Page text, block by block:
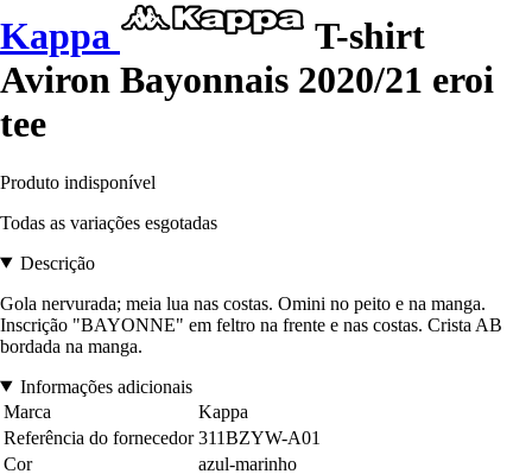
Kappa
T-shirt
Aviron Bayonnais 2020/21 eroi
tee
Produto indisponível
Todas as variações esgotadas
Descrição
Gola nervurada; meia lua nas costas. Omini no peito e na manga.
Inscrição "BAYONNE" em feltro na frente e nas costas. Crista AB
bordada na manga.
Informações adicionais
Marca
Kappa
Referência do fornecedor 311BZYW-A01
Cor
azul-marinho